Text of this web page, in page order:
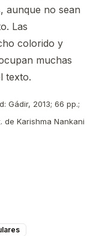
aunque no sean
Las
colorido y
muchas
texto.
Gádir, 2013; 66 pp.;
de Karishma Nankani